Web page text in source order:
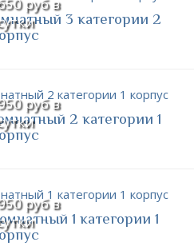
3 категории 2
руб в
2 категории 1
руб в
1 категории 1